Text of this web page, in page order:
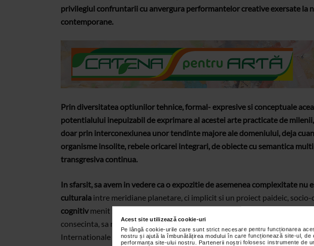
Acest site utilizează cookie-uri
Pe lângă cookie-urile care sunt strict necesare pentru funcționarea
nostru și ajută la îmbunătățirea modului în care funcționează site-ul,
performanța site-ului nostru. Partenerii noștri folosesc instrumente de
privilegiul confruntarii cu anvergura performantelor creative exersate la
contemporane.
Prin diversitatea optiunilor tehnice, formal- expresive si conceptuale
potentialului inepuizabil de exprimare al acestei arte practicate de
doar prin interconexiunea unor tendinte majore ale domeniului, deja
organisme insolite, rebele oricarei integrari, de obiecte cu semantica
transgresiva continua.
In sfarsit, sa avem in vedere ca o expozitie de asemenea complexitate nu
culturala intre meridiane planetare, ci implicit si un proiect paideic, socio-
cognitivmenit sa provoace imaginarul, sa educe si sa modeleze
consecinta, sa ne intrebam cum va intampina de asta data, publicul
Internationale de Arta Ceramica? (Prof.univ.dr. Cornel Ailincai,